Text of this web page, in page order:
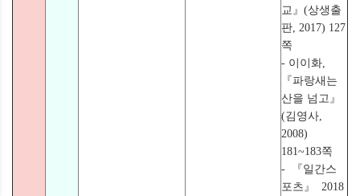
교』(상생출
판, 2017) 127
쪽
- 이이화,
『파랑새는
산을 넘고』
(김영사,
2008)
181~183쪽
- 『일간스
포츠』 2018